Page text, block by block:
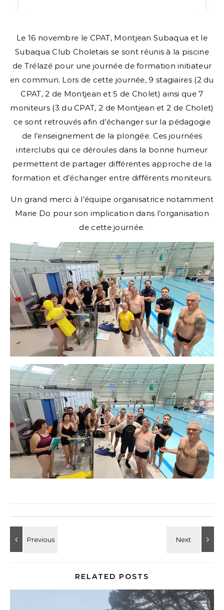
Le 16 novembre le CPAT, Montjean Subaqua et le
Subaqua Club Choletais se sont réunis à la piscine
de Trélazé pour une journée de formation initiateur
en commun. Lors de cette journée, 9 stagiaires (2 du
CPAT, 2 de Montjean et 5 de Cholet) ainsi que 7
moniteurs (3 du CPAT, 2 de Montjean et 2 de Cholet)
ce sont retrouvés afin d’échanger sur la pédagogie
de l’enseignement de la plongée. Ces journées
interclubs qui ce déroules dans la bonne humeur
permettent de partager différentes approche de la
formation et d’échanger entre différents moniteurs.
Un grand merci à l’équipe organisatrice notamment
Marie Do pour son implication dans l’organisation
de cette journée.
RELATED POSTS